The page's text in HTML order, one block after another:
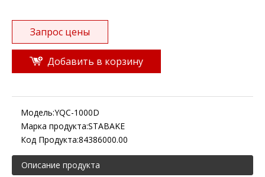
Запрос цены
Добавить в корзину
Модель:YQC-1000D
Марка продукта:STABAKE
Код Продукта:84386000.00
Описание продукта